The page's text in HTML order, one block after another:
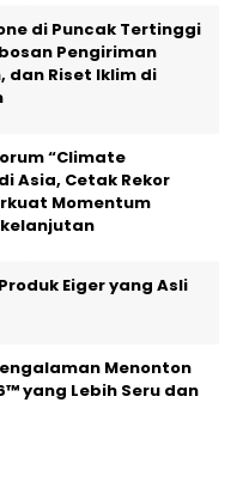
di Puncak Tertinggi
Pengiriman
dan Riset Iklim di
“Climate
Asia, Cetak Rekor
Momentum
Eiger yang Asli
Menonton
yang Lebih Seru dan